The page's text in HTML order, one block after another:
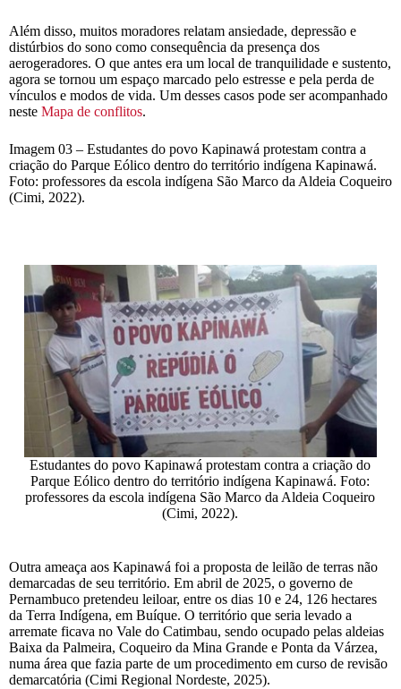
Além disso, muitos moradores relatam ansiedade, depressão e
distúrbios do sono como consequência da presença dos
aerogeradores. O que antes era um local de tranquilidade e sustento,
agora se tornou um espaço marcado pelo estresse e pela perda de
vínculos e modos de vida. Um desses casos pode ser acompanhado
neste Mapa de conflitos.
Imagem 03 – Estudantes do povo Kapinawá protestam contra a
criação do Parque Eólico dentro do território indígena Kapinawá.
Foto: professores da escola indígena São Marco da Aldeia Coqueiro
(Cimi, 2022).
Estudantes do povo Kapinawá protestam contra a criação do
Parque Eólico dentro do território indígena Kapinawá. Foto:
professores da escola indígena São Marco da Aldeia Coqueiro
(Cimi, 2022).
Outra ameaça aos Kapinawá foi a proposta de leilão de terras não
demarcadas de seu território. Em abril de 2025, o governo de
Pernambuco pretendeu leiloar, entre os dias 10 e 24, 126 hectares
da Terra Indígena, em Buíque. O território que seria levado a
arremate ficava no Vale do Catimbau, sendo ocupado pelas aldeias
Baixa da Palmeira, Coqueiro da Mina Grande e Ponta da Várzea,
numa área que fazia parte de um procedimento em curso de revisão
demarcatória (Cimi Regional Nordeste, 2025).